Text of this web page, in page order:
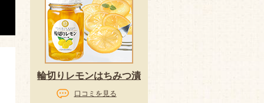
輪切りレモンはちみつ漬
口コミを見る